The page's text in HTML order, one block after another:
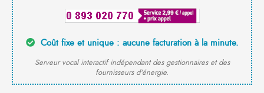
Coût fixe et unique : aucune facturation à la minute.
Serveur vocal interactif indépendant des gestionnaires et des
fournisseurs d'énergie.